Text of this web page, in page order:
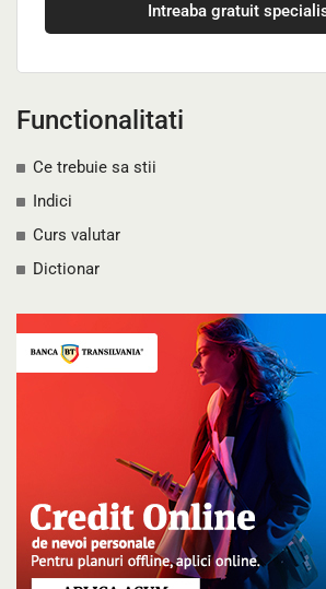
Intreaba gratuit
Functionalitati
Ce trebuie sa stii
Indici
Curs valutar
Dictionar